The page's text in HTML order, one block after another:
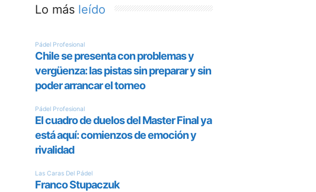
Lo más leído